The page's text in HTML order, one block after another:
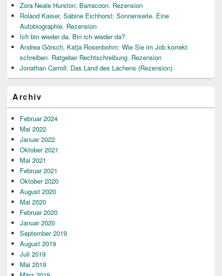
Zora Neale Hurston: Barracoon. Rezension
Roland Kaiser, Sabine Eichhorst: Sonnenseite. Eine
Autobiographie. Rezension
Ich bin wieder da. Bin ich wieder da?
Andrea Görsch, Katja Rosenbohm: Wie Sie im Job korrekt
schreiben. Ratgeber Rechtschreibung. Rezension
Jonathan Carroll: Das Land des Lachens (Rezension)
Archiv
Februar 2024
Mai 2022
Januar 2022
Oktober 2021
Mai 2021
Februar 2021
Oktober 2020
August 2020
Mai 2020
Februar 2020
Januar 2020
September 2019
August 2019
Juli 2019
Mai 2019